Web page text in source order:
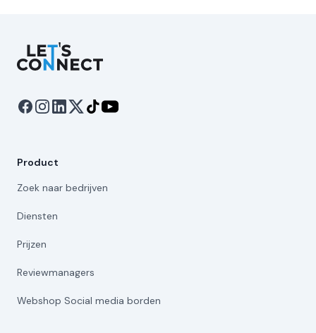
Let's Connect
Product
Zoek naar bedrijven
Diensten
Prijzen
Reviewmanagers
Webshop Social media borden